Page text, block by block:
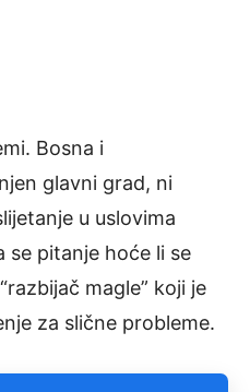
Bosna i
glavni grad, ni
u uslovima
se pitanje hoće li se
magle” koji je
za slične probleme.